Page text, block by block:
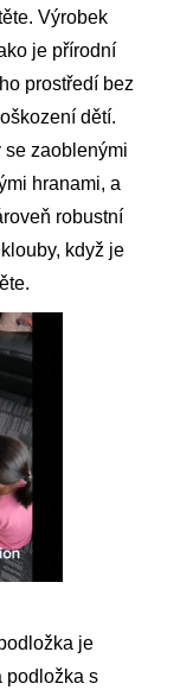
Výrobek
je přírodní
prostředí bez
dětí.
se zaoblenými
hranami, a
robustní
když je
je
podložka s